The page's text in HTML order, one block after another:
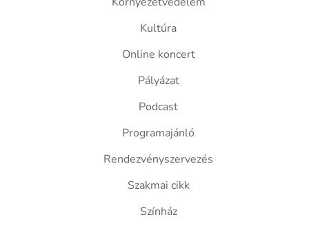
Kultúra
Online koncert
Pályázat
Podcast
Programajánló
Rendezvényszervezés
Szakmai cikk
Színház